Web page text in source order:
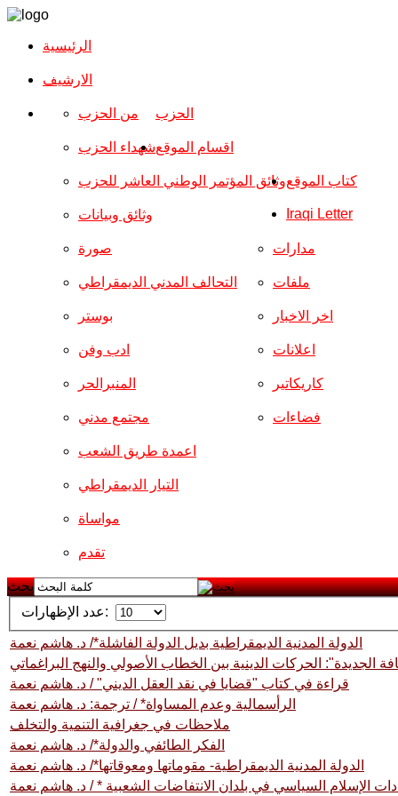
الرئيسية
الارشیف
الحزب من الحزب
شهداء الحزب
وثائق المؤتمر الوطني العاشر للحزب
وثائق وبيانات
اقسام الموقع
صورة
التحالف المدني الديمقراطي
بوستر
ادب وفن
المنبرالحر
مجتمع مدني
مدارات
ملفات
اخر الاخبار
اعلانات
كاريكاتير
فضاءات
اعمدة طريق الشعب
التيار الديمقراطي
مواساة
تقدم
كتاب الموقع
Iraqi Letter
بحث
عدد الإظهارات:
الدولة المدنية الديمقراطية بديل الدولة الفاشلة*/ د. هاشم نعمة
الجديدة": الحركات الدينية بين الخطاب الأصولي والنهج البراغماتي
قراءة في كتاب "قضايا في نقد العقل الديني" / د. هاشم نعمة
الرأسمالية وعدم المساواة* / ترجمة: د. هاشم نعمة
ملاحظات في جغرافية التنمية والتخلف
الفكر الطائفي والدولة*/ د. هاشم نعمة
الدولة المدنية الديمقراطية- مقوماتها ومعوقاتها*/ د. هاشم نعمة
الإسلام السياسي في بلدان الانتفاضات الشعبية * / د. هاشم نعمة